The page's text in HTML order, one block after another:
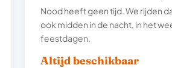
Nood heeft geen tijd. We rijden
ook midden in de nacht, in het
feestdagen.
Altijd beschikbaar